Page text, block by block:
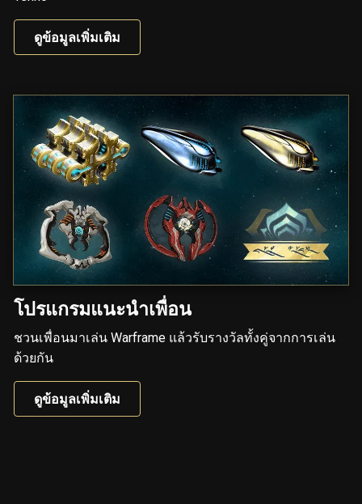
ดูข้อมูลเพิ่มเติม
โปรแกรมแนะนำเพื่อน
ชวนเพื่อนมาเล่น Warframe แล้วรับรางวัลทั้งคู่จากการเล่น
ด้วยกัน
ดูข้อมูลเพิ่มเติม